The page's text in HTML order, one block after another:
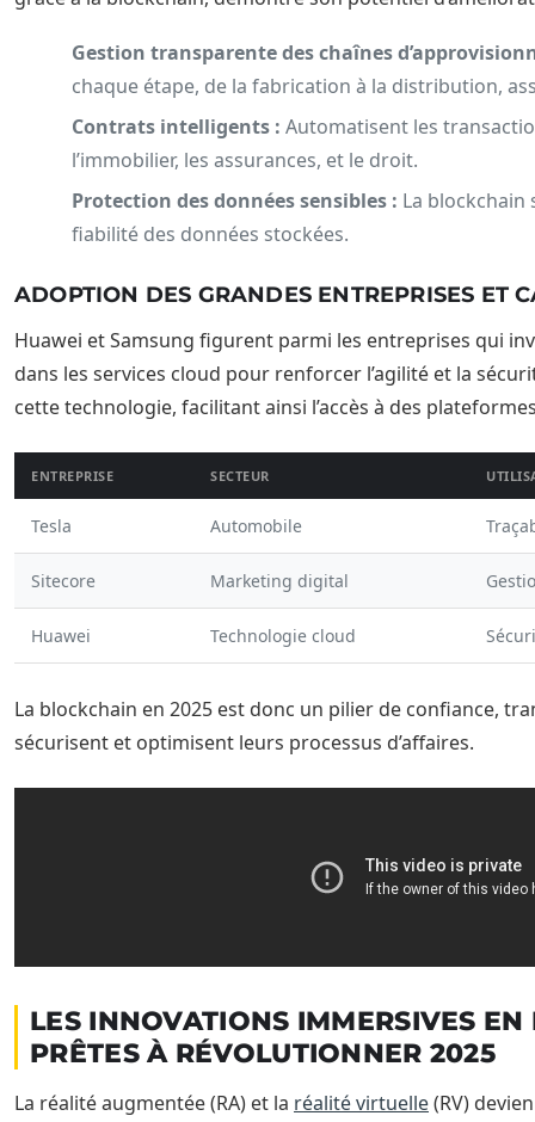
Gestion transparente des chaînes
chaque étape, de la fabrication à la distribution,
Contrats intelligents : Automatisent les
l’immobilier, les assurances, et le droit.
Protection des données sensibles : La
fiabilité des données stockées.
ADOPTION DES GRANDES ENTREPRISES ET
Huawei et Samsung figurent parmi les entreprises qui
dans les services cloud pour renforcer l’agilité et la
cette technologie, facilitant ainsi l’accès à des
ENTREPRISE SECTEUR
Tesla Automobile
Sitecore Marketing digital
Huawei Technologie cloud
La blockchain en 2025 est donc un pilier de confiance,
sécurisent et optimisent leurs processus d’affaires.
LES INNOVATIONS IMMERSIVES
PRÊTES À RÉVOLUTIONNER 2025
La réalité augmentée (RA) et la réalité virtuelle(RV)